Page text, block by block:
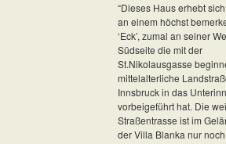
“Dieses Haus erhebt
an einem höchst
‘Eck’, zumal an seiner
Südseite die mit der
St.Nikolausgasse
mittelalterliche
Innsbruck in das
vorbeigeführt hat. Die
Straßentrasse ist im
der Villa Blanka nur